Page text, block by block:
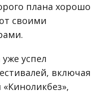
плана хорошо
своими
успел
включая